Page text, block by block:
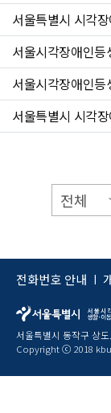
전화번호 안내 |
서울특별시 동작구 상
Copyright ⓒ 2018